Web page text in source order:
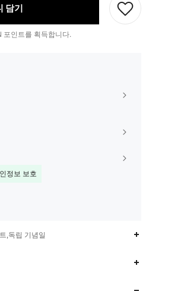
담기
포인트를 획득합니다.
정보 보호
,독립 기념일